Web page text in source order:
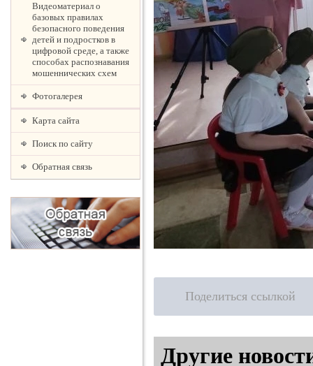
Видеоматериал о
базовых правилах
безопасного поведения
детей и подростков в
цифровой среде, а также
способах распознавания
мошеннических схем
Фотогалерея
Карта сайта
Поиск по сайту
Обратная связь
Поделиться ссылкой
Другие